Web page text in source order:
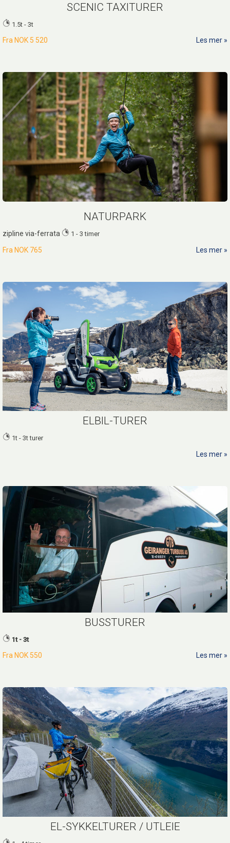
EL-SYKKELTURER / UTLEIE
BUSSTURER
1t - 3t
Fra NOK 550 Les mer
ELBIL-TURER
1t - 3t turer
Les mer
NATURPARK
zipline via-ferrata 1 - 3 timer
Fra NOK 765 Les mer
SCENIC TAXITURER
1.5t - 3t
Fra NOK 5 520 Les mer